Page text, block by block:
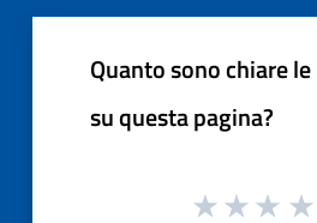
Quanto sono chiare
su questa pagina?